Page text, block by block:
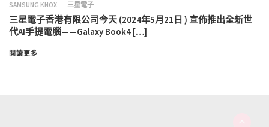
SAMSUNG KNOX
三星電子
三星電子香港有限公司今天 (2024年5月21日 ) 宣佈推出全新世
代AI手提電腦——Galaxy Book4 […]
閱讀更多